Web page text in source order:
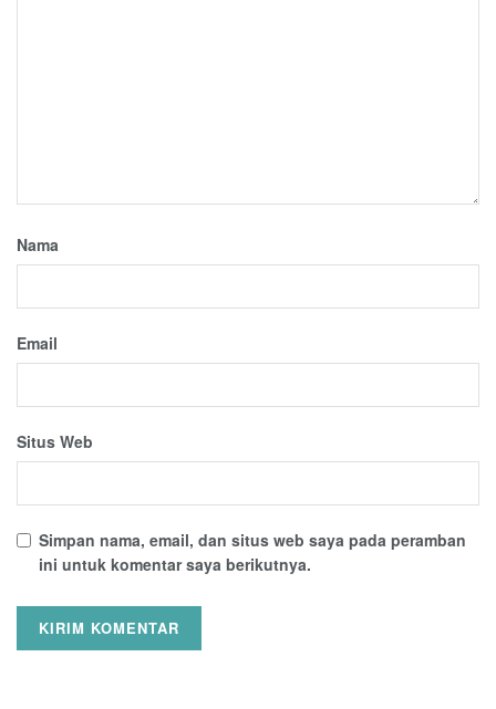
Nama
Email
Situs Web
Simpan nama, email, dan situs web saya pada peramban
ini untuk komentar saya berikutnya.